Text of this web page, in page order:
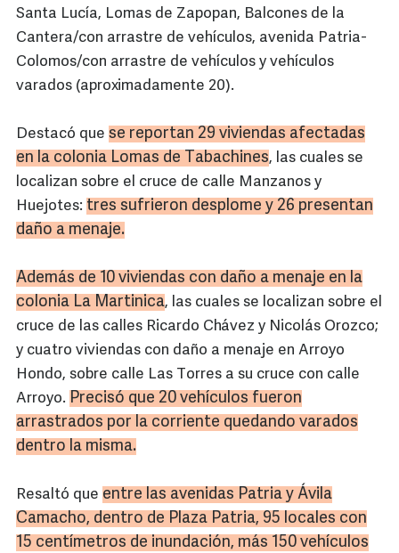
Santa Lucía, Lomas de Zapopan, Balcones de la
Cantera/con arrastre de vehículos, avenida Patria-
Colomos/con arrastre de vehículos y vehículos
varados (aproximadamente 20).
Destacó que se reportan 29 viviendas afectadas
en la colonia Lomas de Tabachines, las cuales se
localizan sobre el cruce de calle Manzanos y
Huejotes: tres sufrieron desplome y 26 presentan
daño a menaje.
Además de 10 viviendas con daño a menaje en la
colonia La Martinica, las cuales se localizan sobre el
cruce de las calles Ricardo Chávez y Nicolás Orozco;
y cuatro viviendas con daño a menaje en Arroyo
Hondo, sobre calle Las Torres a su cruce con calle
Arroyo. Precisó que 20 vehículos fueron
arrastrados por la corriente quedando varados
dentro la misma.
Resaltó que entre las avenidas Patria y Ávila
Camacho, dentro de Plaza Patria, 95 locales con
15 centímetros de inundación, más 150 vehículos